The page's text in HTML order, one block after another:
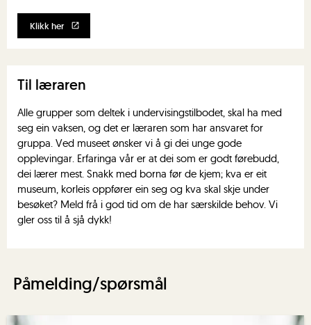
Klikk her
Til læraren
Alle grupper som deltek i undervisingstilbodet, skal ha med
seg ein vaksen, og det er læraren som har ansvaret for
gruppa. Ved museet ønsker vi å gi dei unge gode
opplevingar. Erfaringa vår er at dei som er godt førebudd,
dei lærer mest. Snakk med borna før de kjem; kva er eit
museum, korleis oppfører ein seg og kva skal skje under
besøket? Meld frå i god tid om de har særskilde behov. Vi
gler oss til å sjå dykk!
Påmelding/spørsmål